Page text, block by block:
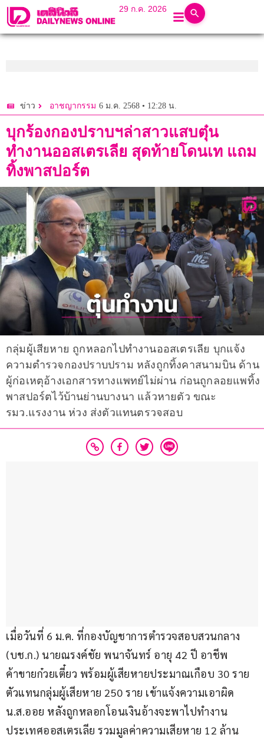
29 ก.ค. 2026
ข่าว อาชญากรรม 6 ม.ค. 2568 • 12:28 น.
บุกร้องกองปราบฯล่าสาวแสบตุ๋น
ทำงานออสเตรเลีย สุดท้ายโดนเท แถม
ทิ้งพาสปอร์ต
กลุ่มผู้เสียหาย ถูกหลอกไปทำงานออสเตรเลีย บุกแจ้ง
ความตำรวจกองปราบปราม หลังถูกทิ้งคาสนามบิน ด้าน
ผู้ก่อเหตุอ้างเอกสารทางแพทย์ไม่ผ่าน ก่อนถูกลอยแพทิ้ง
พาสปอร์ตไว้บ้านย่านบางนา แล้วหายตัว ขณะ
รมว.แรงงาน ห่วง ส่งตัวแทนตรวจสอบ
เมื่อวันที่ 6 ม.ค. ที่กองบัญชาการตำรวจสอบสวนกลาง
(บช.ก.) นายณรงค์ชัย พนาจันทร์ อายุ 42 ปี อาชีพ
ค้าขายก๋วยเตี๋ยว พร้อมผู้เสียหายประมาณเกือบ 30 ราย
ตัวแทนกลุ่มผู้เสียหาย 250 ราย เข้าแจ้งความเอาผิด
น.ส.ออย หลังถูกหลอกโอนเงินอ้างจะพาไปทำงาน
ประเทศออสเตรเลีย รวมมูลค่าความเสียหาย 12 ล้าน